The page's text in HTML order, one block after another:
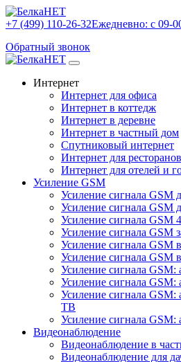
+7 (499) 110-26-32Ежедневно: с 09-
Обратный звонок
Интернет
Интернет для офиса
Интернет в коттедж
Интернет в деревне
Интернет в частный дом
Спутниковый интернет
Интернет для
Интернет для отелей и
Усиление GSM
Усиление сигнала GSM
Усиление сигнала GSM
Усиление сигнала GSM
Усиление сигнала GSM
Усиление сигнала GSM
Усиление сигнала GSM
Усиление сигнала GSM:
Усиление сигнала
Усиление сигнала GSM:
ТВ
Усиление сигнала GSM:
Видеонаблюдение
Видеонаблюдение в
Видеонаблюдение для